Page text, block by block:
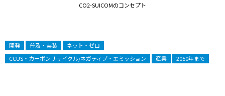
CO2-SUICOMのコンセプト
開発 普及・実装
ネット・ゼロ
CCUS・カーボンリサイクル/ネガティブ・エミッション
産業 2050年まで